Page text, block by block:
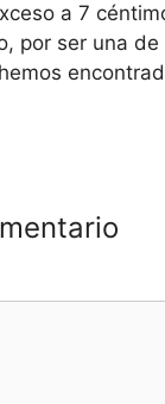
a 7
por ser una